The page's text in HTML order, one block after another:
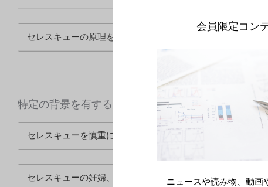
セレスキューの原理を教えてください
特定の背景を有する患者
セレスキューを慎重に適用する患者について教えてください
セレスキューの妊婦、産婦、授乳婦への適用について教えて
会員限定コン
ニュースや読み物、動画